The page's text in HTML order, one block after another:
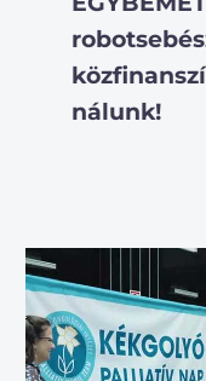
nálunk!